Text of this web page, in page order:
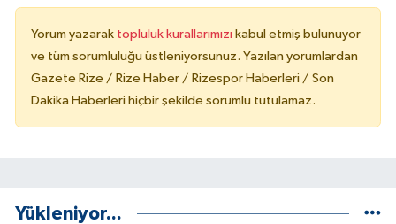
Yorum yazarak topluluk kurallarımızı kabul etmiş bulunuyor
ve tüm sorumluluğu üstleniyorsunuz. Yazılan yorumlardan
Gazete Rize / Rize Haber / Rizespor Haberleri / Son
Dakika Haberleri hiçbir şekilde sorumlu tutulamaz.
Yükleniyor...